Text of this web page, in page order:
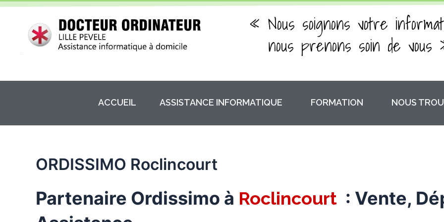
Aller
contenu
« Nous soignons votre
nous prenons soin de vous
ACCUEIL ASSISTANCE INFORMATIQUE FORMATION NOUS
ORDISSIMO Roclincourt
Partenaire Ordissimo à Roclincourt : Vente,